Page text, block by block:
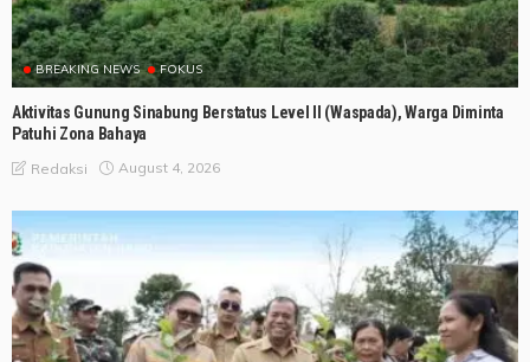
BREAKING NEWS FOKUS
Aktivitas Gunung Sinabung Berstatus Level II (Waspada), Warga Diminta
Patuhi Zona Bahaya
Redaksi August 4, 2026